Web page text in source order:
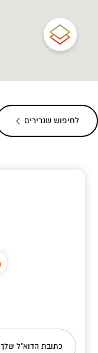
לחיפוש שגרירים
כתובת הדוא"ל שלך